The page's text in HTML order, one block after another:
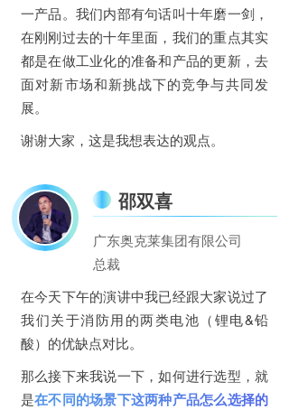
一产品。我们内部有句话叫十年磨一剑，
在刚刚过去的十年里面，我们的重点其实
都是在做工业化的准备和产品的更新，去
面对新市场和新挑战下的竞争与共同发
展。
谢谢大家，这是我想表达的观点。
邵双喜
广东奥克莱集团有限公司
总裁
在今天下午的演讲中我已经跟大家说过了
我们关于消防用的两类电池（锂电&铅
酸）的优缺点对比。
那么接下来我说一下，如何进行选型，就
是在不同的场景下这两种产品怎么选择的